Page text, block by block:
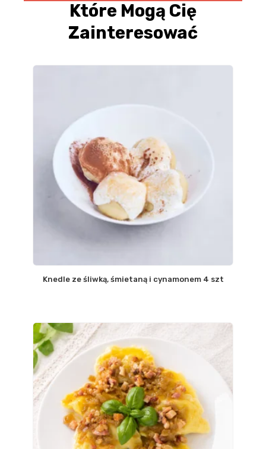
Które Mogą Cię
Zainteresować
Knedle ze śliwką, śmietaną i cynamonem 4 szt